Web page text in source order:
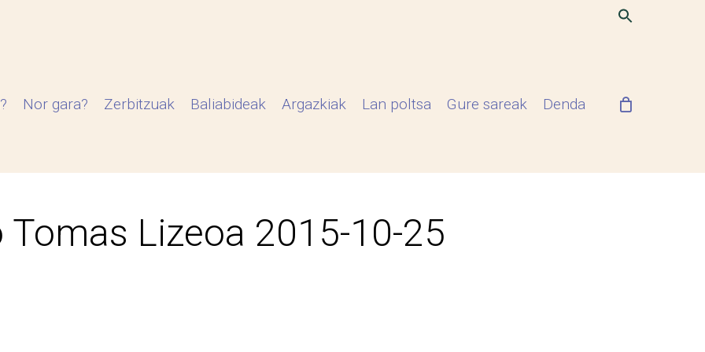
Nor gara? Zerbitzuak Baliabideak Argazkiak Lan poltsa Gure sareak Denda
Tomas Lizeoa 2015-10-25